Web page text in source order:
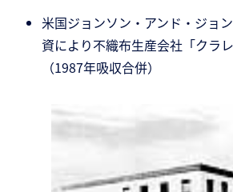
米国ジョンソン・アンド・ジョ
資により不織布生産会社「クラ
（1987年吸収合併）